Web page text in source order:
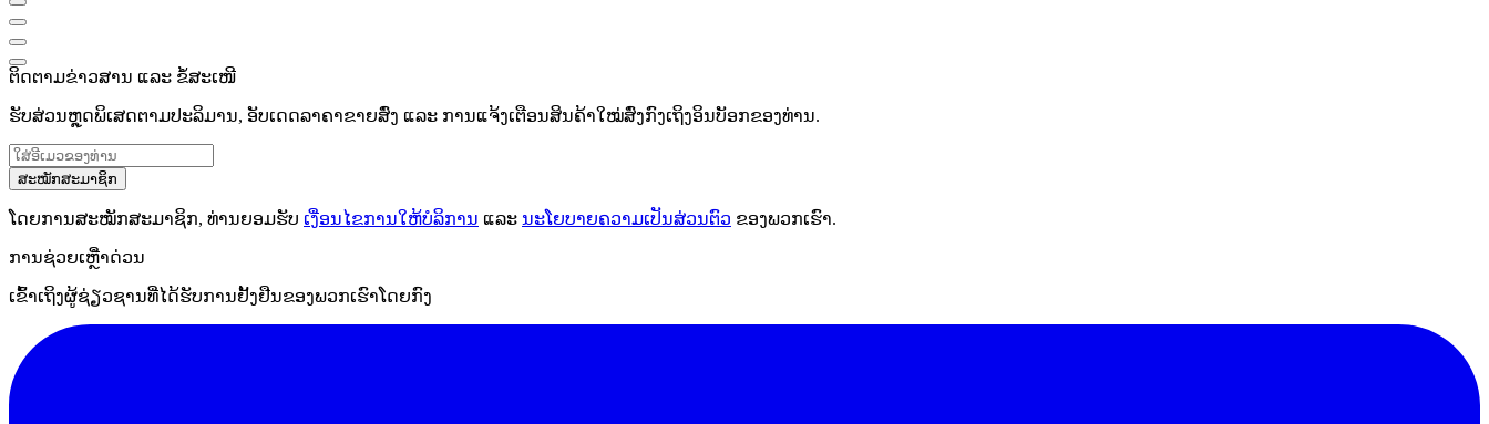
ຕິດຕາມຂ່າວສານ ແລະ ຂໍ້ສະເໜີ
ຮັບສ່ວນຫຼຸດພິເສດຕາມປະລິມານ, ອັບເດດລາຄາຂາຍສົ່ງ ແລະ ການແຈ້ງເຕືອນສິນຄ້າໃໝ່ສົ່ງກົງເຖິງອິນບັອກຂອງທ່ານ.
ສະໝັກສະມາຊິກ
ໂດຍການສະໝັກສະມາຊິກ, ທ່ານຍອມຮັບ ເງື່ອນໄຂການໃຫ້ບໍລິການ ແລະ ນະໂຍບາຍຄວາມເປັນສ່ວນຕົວ ຂອງພວກເຮົາ.
ການຊ່ວຍເຫຼືໍາດ່ວນ
ເຂົ້າເຖິງຜູ້ຊ່ຽວຊານທີ່ໄດ້ຮັບການຢັ້ງຢືນຂອງພວກເຮົາໂດຍກົງ